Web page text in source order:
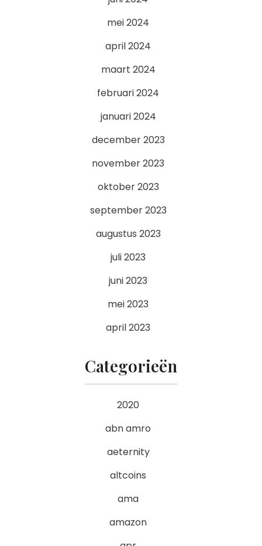
mei 2024
april 2024
maart 2024
februari 2024
januari 2024
december 2023
november 2023
oktober 2023
september 2023
augustus 2023
juli 2023
juni 2023
mei 2023
april 2023
Categorieën
2020
abn amro
aeternity
altcoins
ama
amazon